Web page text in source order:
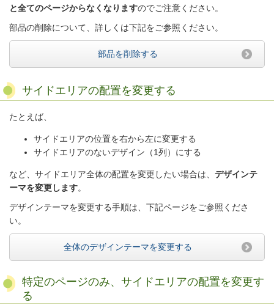
と全てのページからなくなりますのでご注意ください。
部品の削除について、詳しくは下記をご参照ください。
部品を削除する
サイドエリアの配置を変更する
たとえば、
サイドエリアの位置を右から左に変更する
サイドエリアのないデザイン（1列）にする
など、サイドエリア全体の配置を変更したい場合は、 デザインテ
ーマを変更します。
デザインテーマを変更する手順は、下記ページをご参照くださ
い。
全体のデザインテーマを変更する
特定のページのみ、サイドエリアの配置を変更す
る